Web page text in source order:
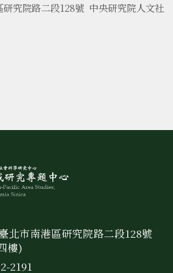
究院路二段128號 中央研究院人文社
北市南港區研究院路二段128號
樓)
2191